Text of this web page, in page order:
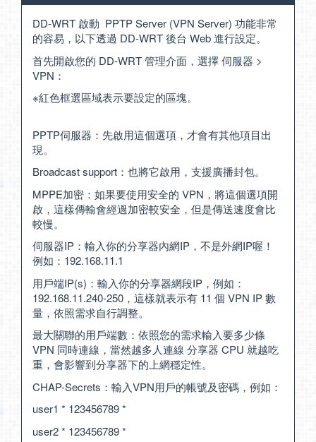
DD-WRT 啟動 PPTP Server (VPN Server) 功能非常
的容易，以下透過 DD-WRT 後台 Web 進行設定。
首先開啟您的 DD-WRT 管理介面，選擇 伺服器 >
VPN：
※紅色框選區域表示要設定的區塊。
PPTP伺服器：先啟用這個選項，才會有其他項目出
現。
Broadcast support：也將它啟用，支援廣播封包。
MPPE加密：如果要使用安全的 VPN，將這個選項開
啟，這樣傳輸會經過加密較安全，但是傳送速度會比
較慢。
伺服器IP：輸入你的分享器內網IP，不是外網IP喔！
例如：192.168.11.1
用戶端IP(s)：輸入你的分享器網段IP，例如：
192.168.11.240-250，這樣就表示有 11 個 VPN IP 數
量，依照需求自行調整。
最大關聯的用戶端數：依照您的需求輸入要多少條
VPN 同時連線，當然越多人連線 分享器 CPU 就越吃
重，會影響到分享器下的上網穩定性。
CHAP-Secrets：輸入VPN用戶的帳號及密碼，例如：
user1 * 123456789 *
user2 * 123456789 *